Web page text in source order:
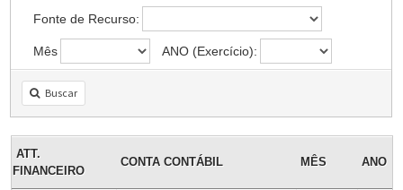
Fonte de Recurso:
Mês ANO (Exercício):
Buscar
ATT.
FINANCEIRO
CONTA CONTÁBIL MÊS ANO